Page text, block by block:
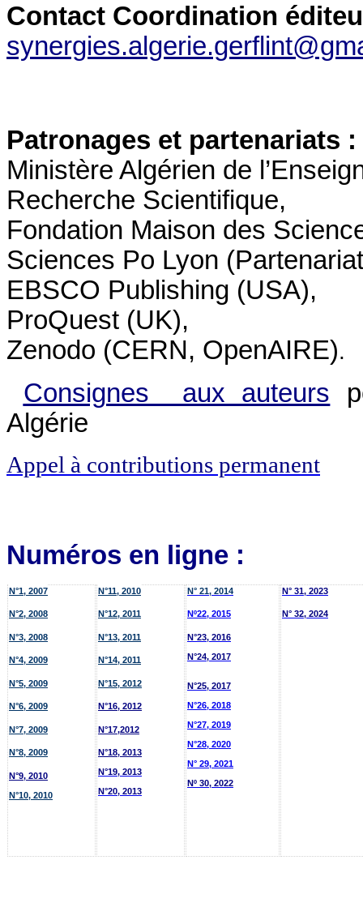
Contact Coordination
Patronages et partenariats :
Ministère Algérien de
Recherche Scientifique,
Fondation Maison des
Sciences Po Lyon
EBSCO Publishing (USA),
ProQuest (UK),
Zenodo (CERN, OpenAIRE).
Consignes aux auteurs
Algérie
Appel à contributions permanent
Numéros en ligne :
N°1, 2007
N°2, 2008
N°3, 2008
N°4, 2009
N°5, 2009
N°6, 2009
N°7, 2009
N°8, 2009
N°9, 2010
N°10, 2010
N°11, 2010
N°12, 2011
N°13, 2011
N°14, 2011
N°15, 2012
N°16, 2012
N°17,2012
N°18, 2013
N°19, 2013
N°20, 2013
N° 21, 2014
Nº22, 2015
N°23, 2016
N°24, 2017
N°25, 2017
N°26, 2018
N°27, 2019
N°28, 2020
N° 29, 2021
Nº 30, 2022
N° 31, 2023
N° 32, 2024